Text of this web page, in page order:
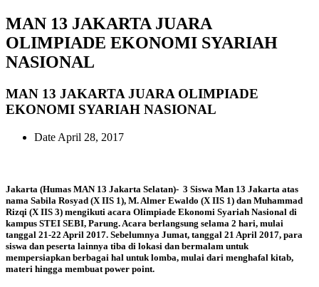
MAN 13 JAKARTA JUARA
OLIMPIADE EKONOMI SYARIAH
NASIONAL
MAN 13 JAKARTA JUARA OLIMPIADE
EKONOMI SYARIAH NASIONAL
Date April 28, 2017
Jakarta (Humas MAN 13 Jakarta Selatan)- 3 Siswa Man 13 Jakarta atas
nama Sabila Rosyad (X IIS 1), M. Almer Ewaldo (X IIS 1) dan Muhammad
Rizqi (X IIS 3) mengikuti acara Olimpiade Ekonomi Syariah Nasional di
kampus STEI SEBI, Parung. Acara berlangsung selama 2 hari, mulai
tanggal 21-22 April 2017. Sebelumnya Jumat, tanggal 21 April 2017, para
siswa dan peserta lainnya tiba di lokasi dan bermalam untuk
mempersiapkan berbagai hal untuk lomba, mulai dari menghafal kitab,
materi hingga membuat power point.